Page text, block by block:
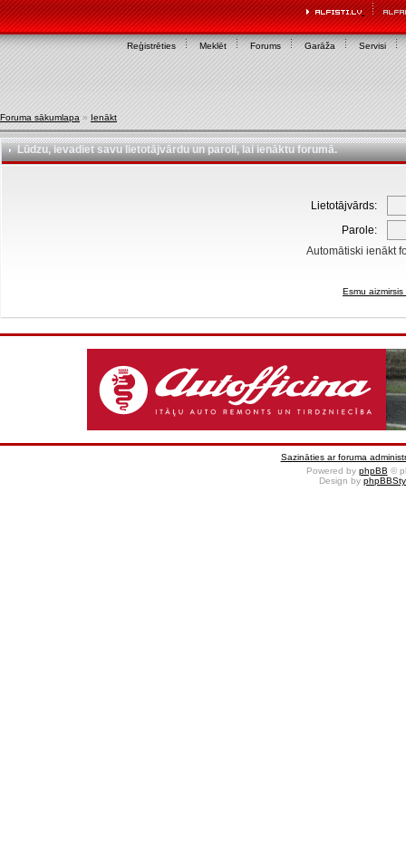
Reģistrēties Meklēt Forums Garāža Servisi
Foruma sākumlapa » Ienākt
Lūdzu, ievadiet savu lietotājvārdu un paroli, lai ienāktu forumā.
Lietotājvārds:
Parole:
Automātiski ienākt
Esmu
Sazināties ar foruma
Powered by phpBB ©
Design by